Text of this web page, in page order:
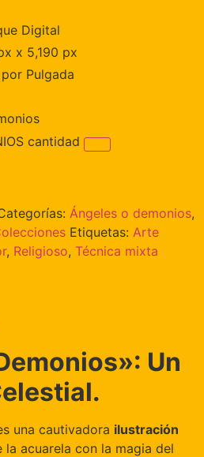
Digital
x 5,190 px
Pulgada
cantidad
Ángeles o demonios,
Etiquetas: Arte
, Religioso, Técnica mixta
Un
una cautivadora ilustración
acuarela con la magia del